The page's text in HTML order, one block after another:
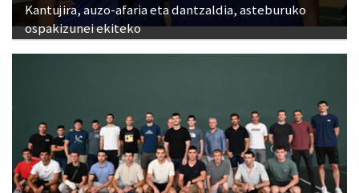
Kantujira, auzo-afaria eta dantzaldia, asteburuko
ospakizunei ekiteko